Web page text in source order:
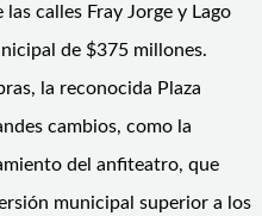
calles Fray Jorge y Lago
de $375 millones.
la reconocida Plaza
cambios, como la
del anfiteatro, que
municipal superior a los